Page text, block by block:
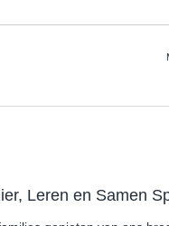
Leren en Samen